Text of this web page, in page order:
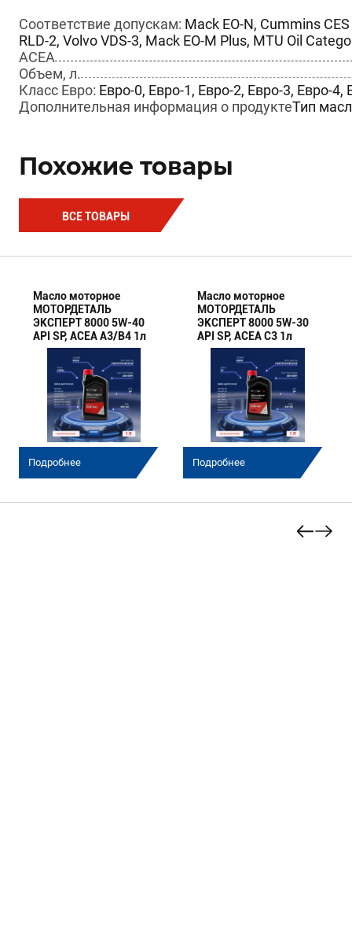
Соответствие допускам: Mack EO-N, Cummins
RLD-2, Volvo VDS-3, Mack EO-M Plus, MTU Oil
ACEA
Объем, л.
Класс Евро: Евро-0, Евро-1, Евро-2, Евро-3, Евро-4,
Дополнительная информация о продуктеТип
Похожие товары
ВСЕ ТОВАРЫ
Масло моторное
МОТОРДЕТАЛЬ
ЭКСПЕРТ 8000 5W-40
API SP, ACEA A3/B4 1л
Подробнее
Масло моторное
МОТОРДЕТАЛЬ
ЭКСПЕРТ 8000 5W-30
API SP, ACEA C3 1л
Подробнее